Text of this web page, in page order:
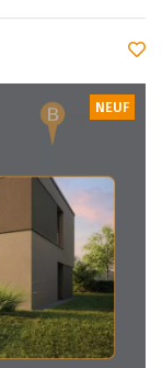
NEUF